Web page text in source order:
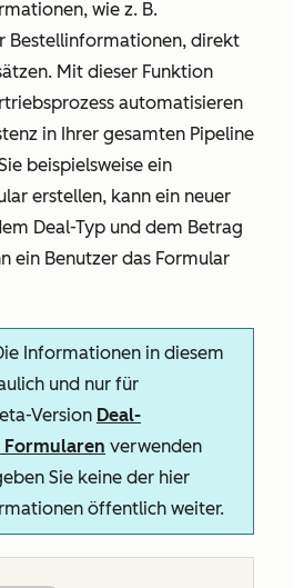
wie z. B.
Bestellinformationen, direkt
Mit dieser Funktion
automatisieren
in Ihrer gesamten Pipeline
beispielsweise ein
erstellen, kann ein neuer
Deal-Typ und dem Betrag
ein Benutzer das Formular
Informationen in diesem
und nur für
Version Deal-
Formularen verwenden
Sie keine der hier
öffentlich weiter.